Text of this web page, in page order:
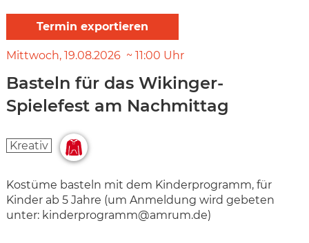
Mittwoch 19.08.2026 11:00 Uhr
Basteln für das Wikinger-
Spielefest am Nachmittag
Kreativ
Kostüme basteln mit dem Kinderprogramm, für
Kinder ab 5 Jahre (um Anmeldung wird gebeten
unter: kinderprogramm@amrum.de)